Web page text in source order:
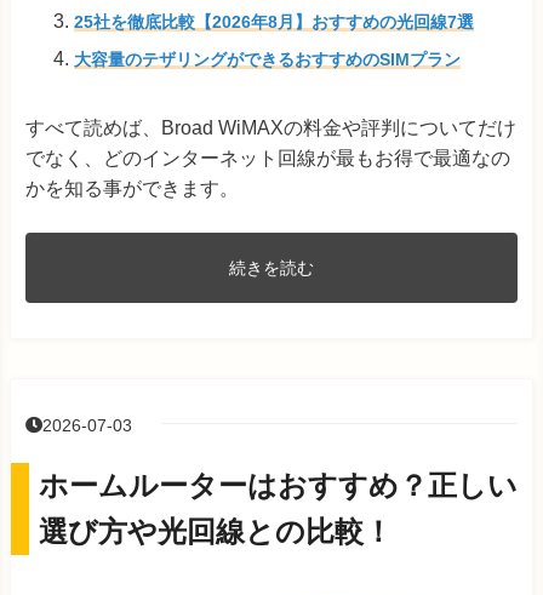
25社を徹底比較【2026年8月】おすすめの光回線7選
大容量のテザリングができるおすすめのSIMプラン
すべて読めば、Broad WiMAXの料金や評判についてだけ
でなく、どのインターネット回線が最もお得で最適なの
かを知る事ができます。
続きを読む
2026-07-03
ホームルーターはおすすめ？正しい
選び方や光回線との比較！